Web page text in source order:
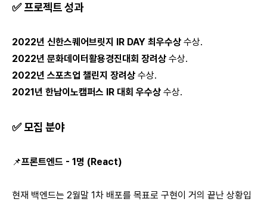
✅프로젝트 성과
2022년 신한스퀘어브릿지 IR DAY 최우수상 수상.
2022년 문화데이터활용경진대회 장려상 수상.
2022년 스포츠업 챌린지 장려상 수상.
2021년 한남이노캠퍼스 IR 대회 우수상 수상.
✅모집 분야
📌프론트엔드 - 1명 (React)
현재 백엔드는 2월말 1차 배포를 목표로 구현이 거의 끝난 상황입